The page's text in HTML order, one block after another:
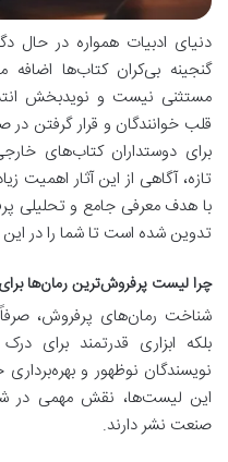
دنیای ادبیات همواره در حال
مستثنی نیست و نویدبخش
قلب خوانندگان و قرار گرفتن
برای دوستداران کتاب‌های
تازه، آگاهی از این آثار اهمیت
تدوین شده است تا شما را در
چرا لیست پرفروش‌ترین رمان‌ها برای سال ۲۰۲۵
شناخت رمان‌های پرفروش،
بلکه ابزاری قدرتمند برای
نویسندگان نوظهور و
این لیست‌ها، نقش مهمی در
صنعت نشر دارند.